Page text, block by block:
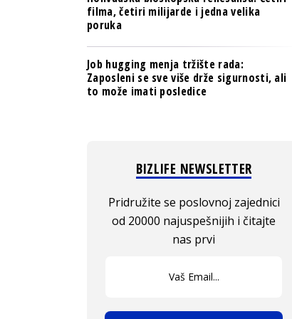
filma, četiri milijarde i jedna velika
poruka
Job hugging menja tržište rada:
Zaposleni se sve više drže sigurnosti, ali
to može imati posledice
BIZLIFE NEWSLETTER
Pridružite se poslovnoj zajednici
od 20000 najuspešnijih i čitajte
nas prvi